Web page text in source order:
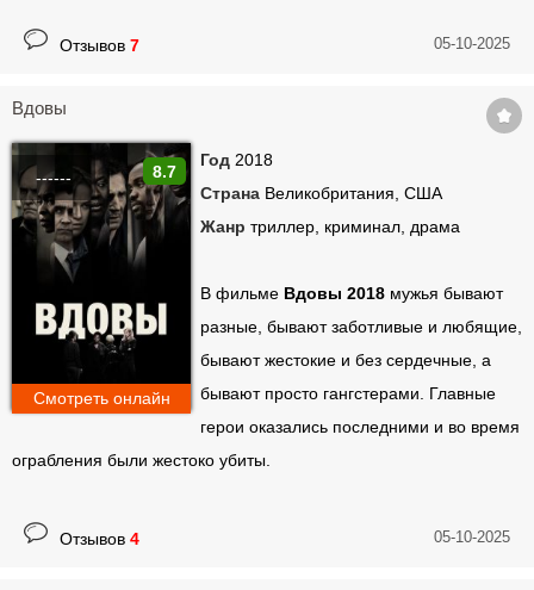
Отзывов 7 05-10-2025
Вдовы
8.7
------
Год 2018
Страна Великобритания, США
Жанр триллер, криминал, драма
В фильме Вдовы 2018 мужья бывают
разные, бывают заботливые и любящие,
бывают жестокие и без сердечные, а
бывают просто гангстерами. Главные
герои оказались последними и во время
ограбления были жестоко убиты.
Смотреть онлайн
Отзывов 4 05-10-2025